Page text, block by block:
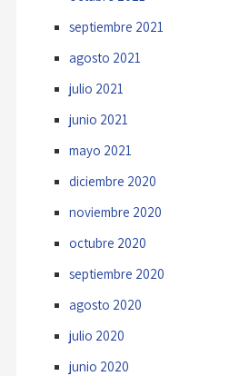
septiembre 2021
agosto 2021
julio 2021
junio 2021
mayo 2021
diciembre 2020
noviembre 2020
octubre 2020
septiembre 2020
agosto 2020
julio 2020
junio 2020